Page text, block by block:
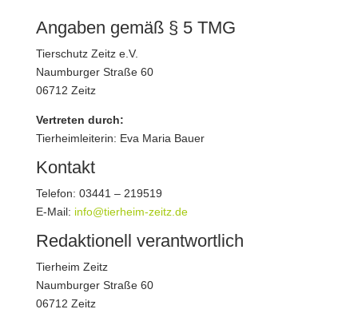
Angaben gemäß § 5 TMG
Tierschutz Zeitz e.V.
Naumburger Straße 60
06712 Zeitz
Vertreten durch:
Tierheimleiterin: Eva Maria Bauer
Kontakt
Telefon: 03441 – 219519
E-Mail: info@tierheim-zeitz.de
Redaktionell verantwortlich
Tierheim Zeitz
Naumburger Straße 60
06712 Zeitz